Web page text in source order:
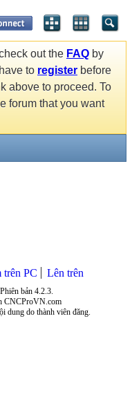
out the FAQ by
to register before
above to proceed. To
forum that you want
trên PC Lên trên
bản 4.2.3.
CNCProVN.com
dung do thành viên đăng.